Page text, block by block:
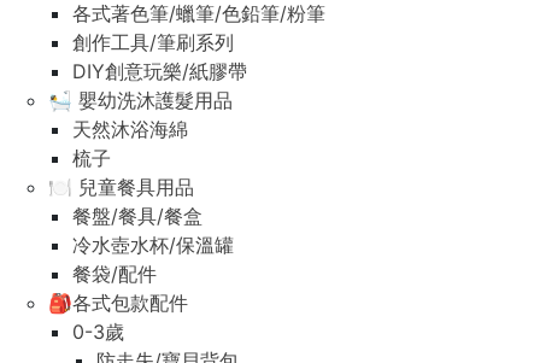
各式著色筆/蠟筆/色鉛筆/粉筆
創作工具/筆刷系列
DIY創意玩樂/紙膠帶
🛀 嬰幼洗沐護髮用品
天然沐浴海綿
梳子
🍽️ 兒童餐具用品
餐盤/餐具/餐盒
冷水壺水杯/保溫罐
餐袋/配件
🎒各式包款配件
0-3歲